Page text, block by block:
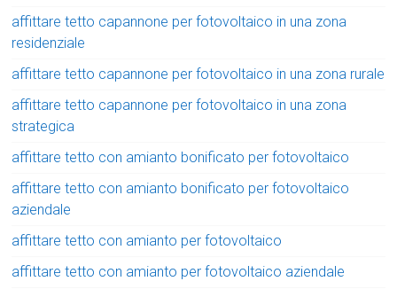
affittare tetto capannone per fotovoltaico in una zona
residenziale
affittare tetto capannone per fotovoltaico in una zona rurale
affittare tetto capannone per fotovoltaico in una zona
strategica
affittare tetto con amianto bonificato per fotovoltaico
affittare tetto con amianto bonificato per fotovoltaico
aziendale
affittare tetto con amianto per fotovoltaico
affittare tetto con amianto per fotovoltaico aziendale